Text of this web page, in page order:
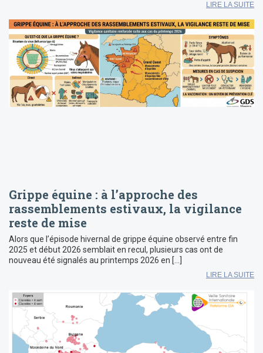
LIRE LA SUITE
Grippe équine : à l’approche des
rassemblements estivaux, la vigilance
reste de mise
Alors que l’épisode hivernal de grippe équine observé entre fin
2025 et début 2026 semblait en recul, plusieurs cas ont de
nouveau été signalés au printemps 2026 en […]
LIRE LA SUITE